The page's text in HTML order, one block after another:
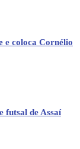
e coloca Cornélio
futsal de Assaí